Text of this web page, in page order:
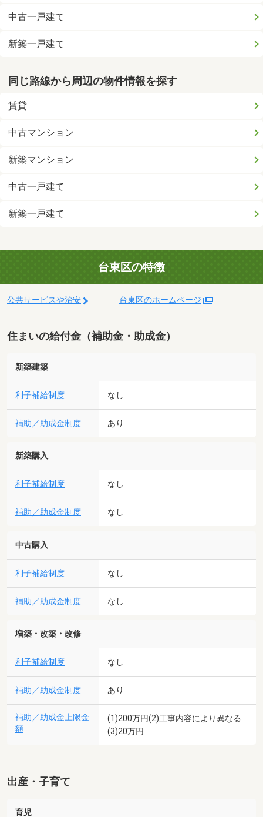
中古一戸建て
新築一戸建て
同じ路線から周辺の物件情報を探す
賃貸
中古マンション
新築マンション
中古一戸建て
新築一戸建て
台東区の特徴
公共サービスや治安 台東区のホームページ
住まいの給付金（補助金・助成金）
新築建築
利子補給制度 なし
補助／助成金制度 あり
新築購入
利子補給制度 なし
補助／助成金制度 なし
中古購入
利子補給制度 なし
補助／助成金制度 なし
増築・改築・改修
利子補給制度 なし
補助／助成金制度 あり
補助／助成金上限金
額
(1)200万円(2)工事内容により異なる
(3)20万円
出産・子育て
育児